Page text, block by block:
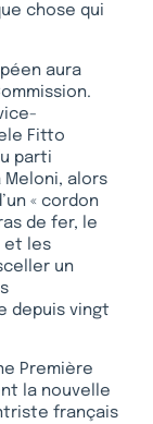
chose qui
aura
Fitto
parti
Meloni, alors
« cordon
de fer, le
et les
un
depuis vingt
Première
la nouvelle
français